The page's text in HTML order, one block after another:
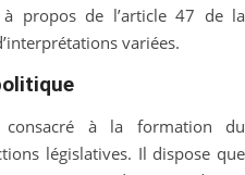
à propos de l’article 47 de la
variées.
à la formation du
législatives. Il dispose que